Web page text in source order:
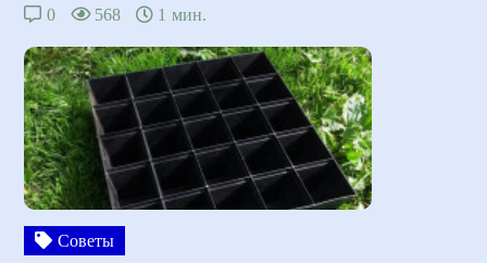
0 568 1 мин.
Советы